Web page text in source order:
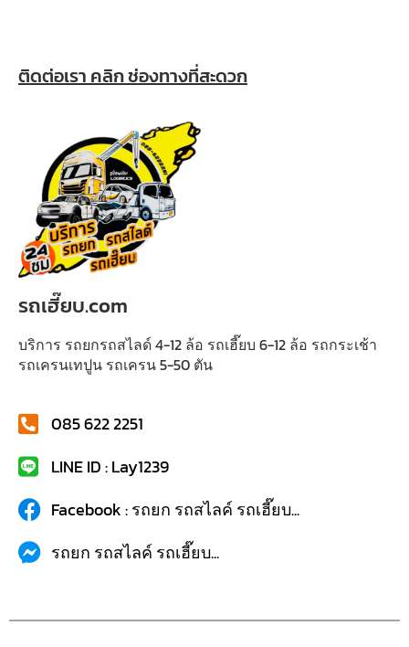
ติดต่อเรา คลิก ช่องทางที่สะดวก
รถเฮี๊ยบ.com
บริการ รถยกรถสไลด์ 4-12 ล้อ รถเฮี๊ยบ 6-12 ล้อ รถกระเช้า
รถเครนเทปูน รถเครน 5-50 ตัน
085 622 2251
LINE ID : Lay1239
Facebook : รถยก รถสไลค์ รถเฮี๊ยบ...
รถยก รถสไลค์ รถเฮี๊ยบ...